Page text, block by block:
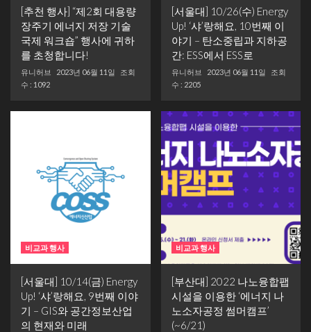
[추천 행사] “제2회 대용량
장주기 에너지 저장 기술
국제 워크숍” 행사에 귀하
를 초청합니다!
유니허브 2023년 06월 11일
조회
수 : 1092
[서울대] 10/26(수) Energy
Up! ‘샤’랑해요, 10번째 이
야기 – 탄소중립과 지하공
간: ESS에서 ESS로
유니허브 2023년 06월 11일
조회
수 : 2205
비교과 행사
[서울대] 10/14(금) Energy
Up! ‘샤’랑해요, 9번째 이야
기 – GIS와 공간정보산업
의 현재와 미래
비교과 행사
[부산대] 2022 나노융합팹
시설을 이용한 ‘에너지 나
노소자공정 썸머캠프’
(~6/21)